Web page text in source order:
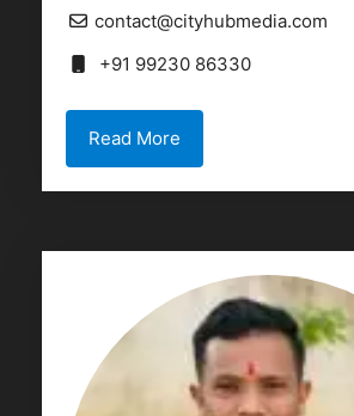
contact@cityhubmedia.com
+91 99230 86330
Read More